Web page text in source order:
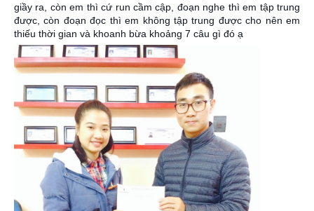
giầy ra, còn em thì cứ run cầm cập, đoạn nghe thì em tập trung
được, còn đoạn đọc thì em không tập trung được cho nên em
thiếu thời gian và khoanh bừa khoảng 7 câu gì đó ạ